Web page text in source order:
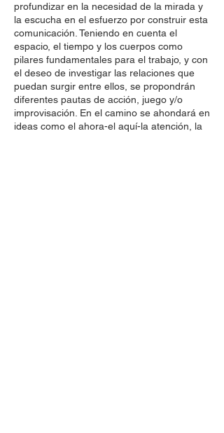
profundizar en la necesidad de la mirada y
la escucha en el esfuerzo por construir esta
comunicación. Teniendo en cuenta el
espacio, el tiempo y los cuerpos como
pilares fundamentales para el trabajo, y con
el deseo de investigar las relaciones que
puedan surgir entre ellos, se propondrán
diferentes pautas de acción, juego y/o
improvisación. En el camino se ahondará en
ideas como el ahora-el aquí-la atención, la